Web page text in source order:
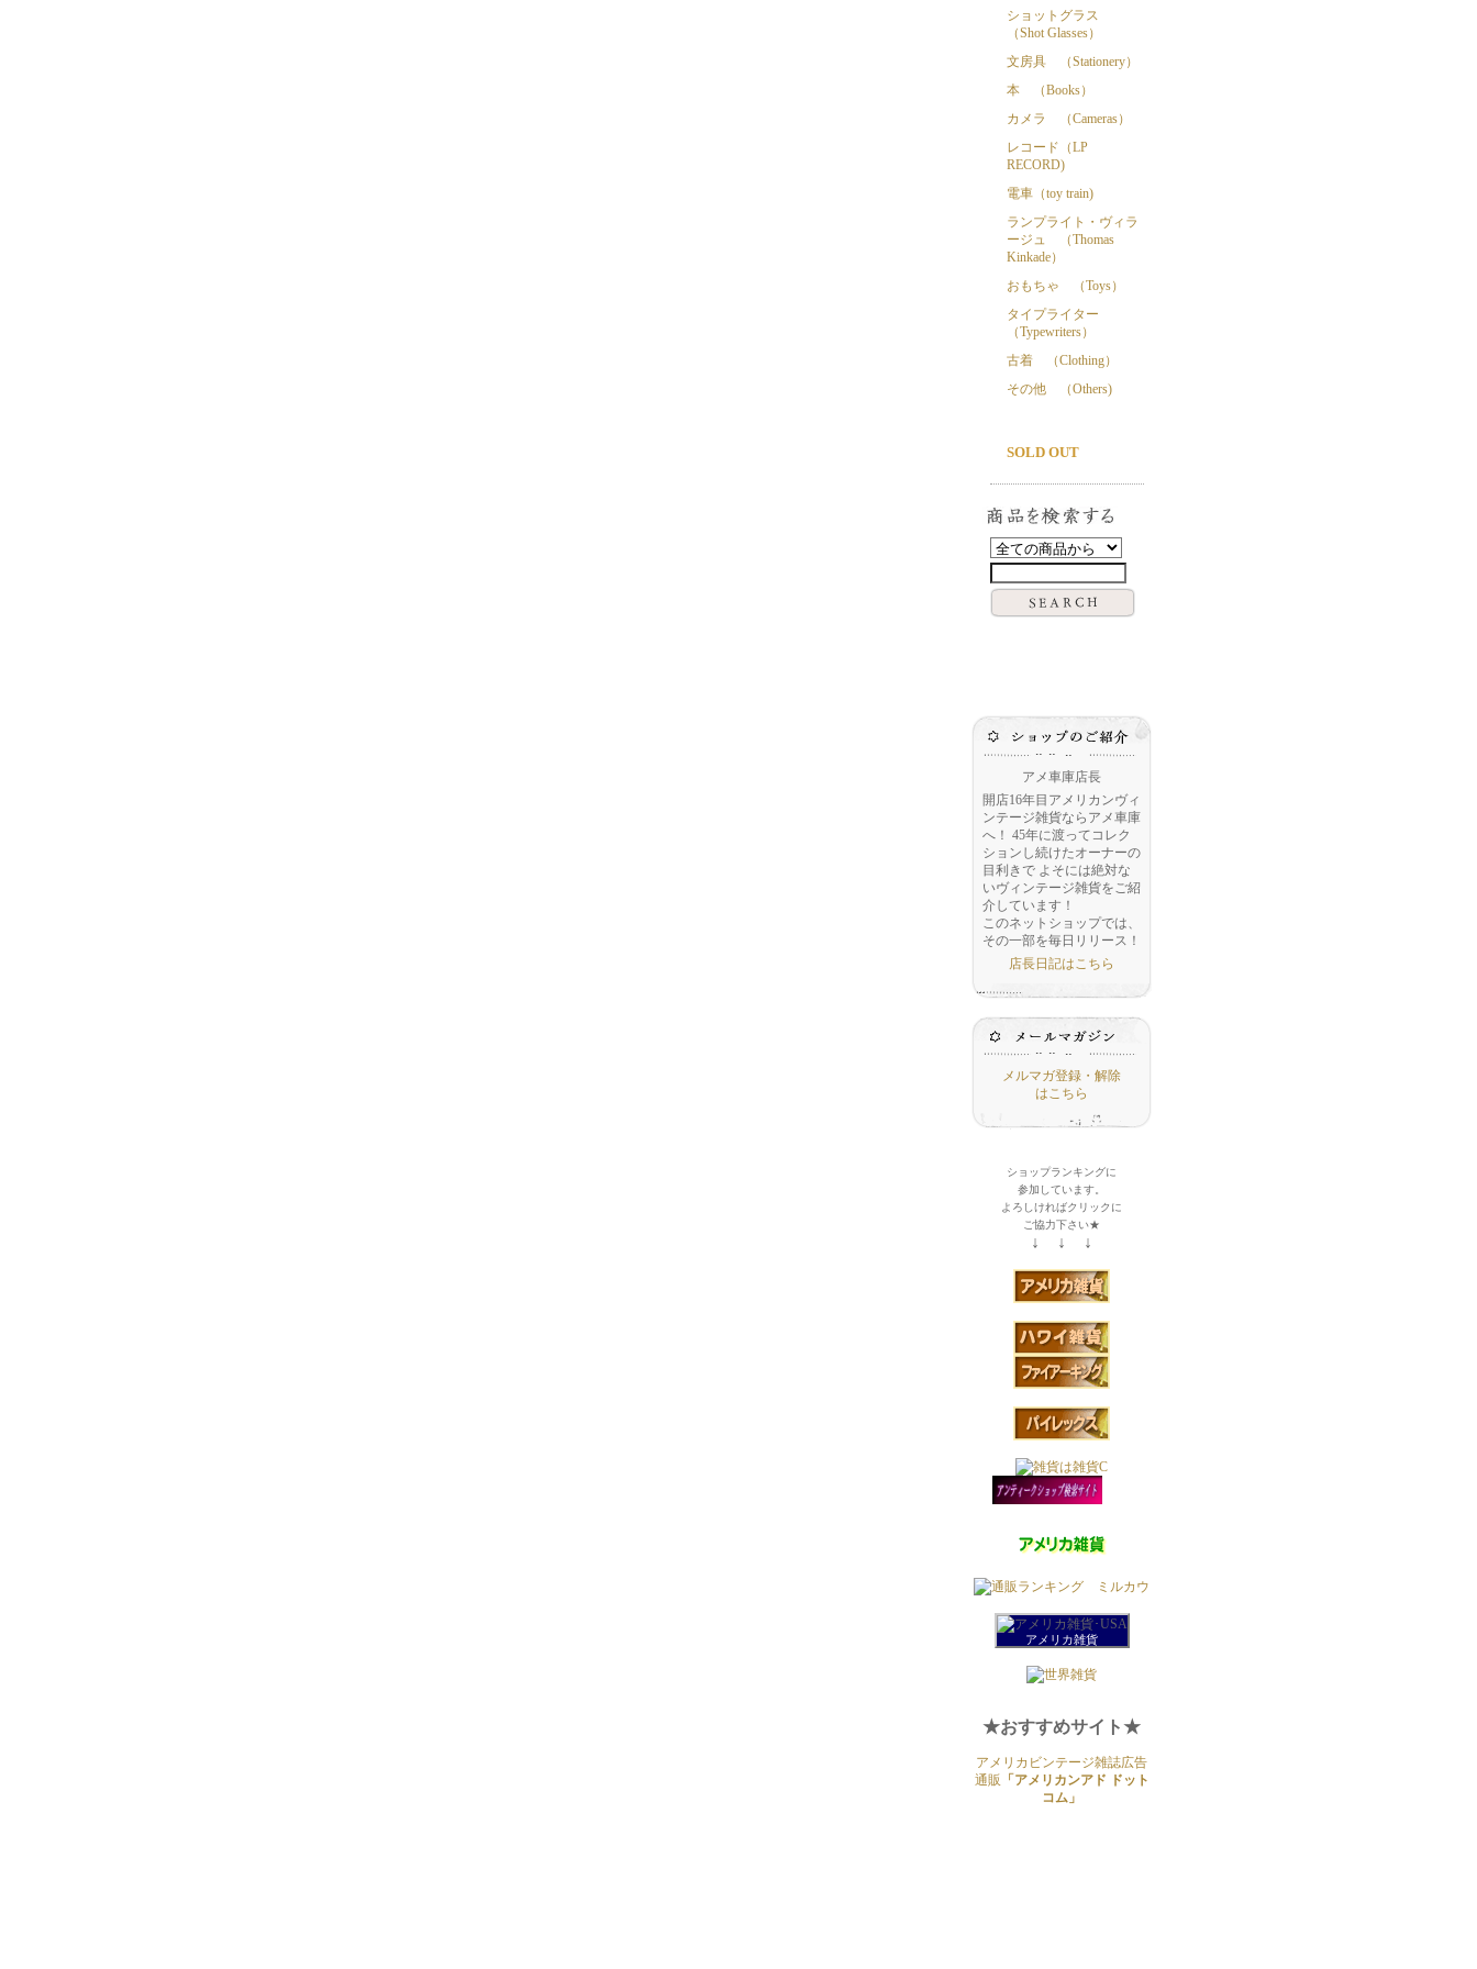
ショットグラス
（Shot Glasses）
文房具 （Stationery）
本 （Books）
カメラ （Cameras）
レコード（LP
RECORD)
電車（toy train)
ランプライト・ヴィラ
ージュ （Thomas
Kinkade）
おもちゃ （Toys）
タイプライター
（Typewriters）
古着 （Clothing）
その他 （Others)
SOLD OUT
アメ車庫店長
開店16年目アメリカンヴィ
ンテージ雑貨ならアメ車庫
へ！ 45年に渡ってコレク
ションし続けたオーナーの
目利きで よそには絶対な
いヴィンテージ雑貨をご紹
介しています！
このネットショップでは、
その一部を毎日リリース！
店長日記はこちら
メルマガ登録・解除
はこちら
ショップランキングに
参加しています。
よろしければクリックに
ご協力下さい★
↓ ↓ ↓
アメリカ雑貨
★おすすめサイト★
アメリカビンテージ雑誌広告
通販
「アメリカンアド ドット
コム」